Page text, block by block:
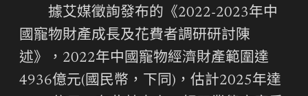
據艾媒徵詢發布的《2022-2023年中
國寵物財產成長及花費者調研研討陳
述》，2022年中國寵物經濟財產範圍達
4936億元(國民幣，下同)，估計2025年達